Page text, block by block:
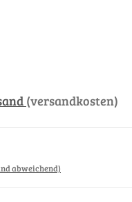
(versandkosten)
abweichend)